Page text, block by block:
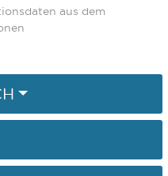
aus dem